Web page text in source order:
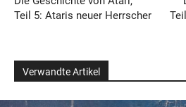
Teil 5: Ataris neuer Herrscher
Verwandte Artikel